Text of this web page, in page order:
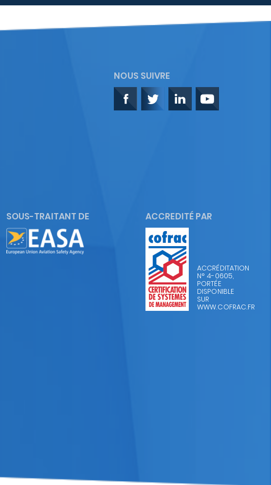
NOUS SUIVRE
SOUS-TRAITANT DE ACCREDITÉ PAR
ACCRÉDITATION
N° 4-0605,
PORTÉE
DISPONIBLE
SUR
WWW.COFRAC.FR